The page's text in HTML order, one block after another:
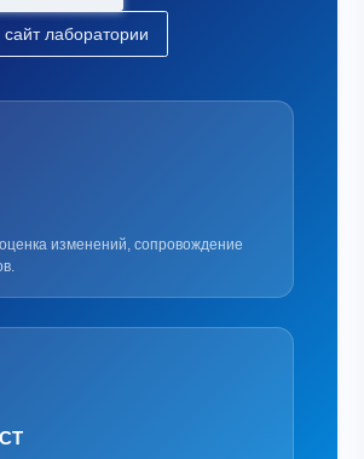
сайт лаборатории
изменений, сопровождение